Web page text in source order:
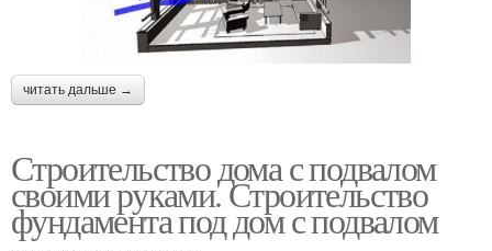
читать дальше →
Строительство дома с подвалом
своими руками. Строительство
фундамента под дом с подвалом